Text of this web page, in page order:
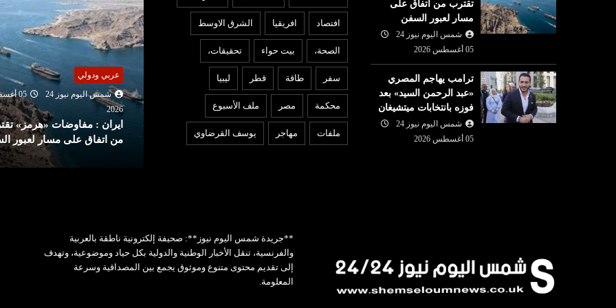
تقترب من اتفاق على
مسار لعبور السفن
شمس اليوم نيوز 24
05 أغسطس 2026
ترامب يهاجم المصري
«عبد الرحمن السيد» بعد
فوزه بانتخابات ميتشيغان
شمس اليوم نيوز 24
05 أغسطس 2026
افتصاد افريقيا الشرق الاوسط
الصحة، بيت حواء تحقيقات،
سفر طاقة قطر ليبيا
محكمة مصر ملف الأسبوع
ملفات مهاجر يوسف القرضاوي
05 أغسطس
شمس اليوم نيوز 24
05 أغسطس
2026
لجنة برلمانية هندية تطالب
زوكربرغ بالاعتذار بعد حذف ميتا
فيديو لمودي
عربي ودولي
شمس اليوم نيوز 24
05 أغسطس
ايران : مفاوضات «هرمز» تقترب
من اتفاق على مسار لعبور السفن
شمس اليوم نيوز 24
05
2026
ترامب يهاجم المصري «عبد
الرحمن السيد» بعد فوزه
ميتشيغان
**جريدة شمس اليوم نيوز**: صحيفة إلكترونية ناطقة بالعربية
والفرنسية، تنقل الأخبار الوطنية والدولية بكل حياد وموضوعية، وتهدف
إلى تقديم محتوى متنوع وموثوق يجمع بين المصداقية وسرعة
المعلومة.